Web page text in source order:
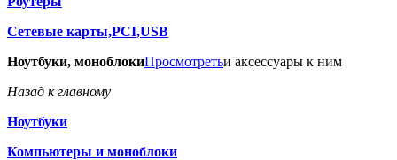
Сетевые карты,PCI,USB
Ноутбуки, моноблокиПросмотретьи аксессуары к ним
Назад к главному
Ноутбуки
Компьютеры и моноблоки